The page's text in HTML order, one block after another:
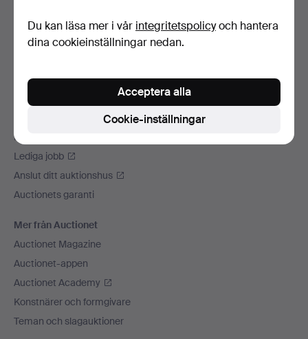
Betalningsalternativ
Vi skickar med
Auctionet
Press
Lediga jobb
Anslut ditt auktionshus
Auctionets garanti
Mer från Auctionet
Auctionet Magazine
Auctionet-appen
Auctionet Academy
Konstnärer och formgivare
Teman och slagauktioner
Du kan läsa mer i vår integritetspolicyoch hantera
dina cookieinställningar nedan.
Cookie-inställningar
Acceptera alla